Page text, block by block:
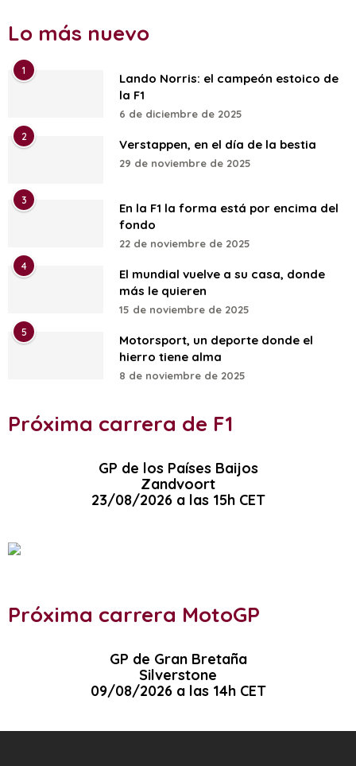
Lo más nuevo
1
Lando Norris: el campeón estoico de
la F1
6 de diciembre de 2025
2
Verstappen, en el día de la bestia
29 de noviembre de 2025
3
En la F1 la forma está por encima del
fondo
22 de noviembre de 2025
4
El mundial vuelve a su casa, donde
más le quieren
15 de noviembre de 2025
5
Motorsport, un deporte donde el
hierro tiene alma
8 de noviembre de 2025
Próxima carrera de F1
GP de los Países Baijos
Zandvoort
23/08/2026 a las 15h CET
Próxima carrera MotoGP
GP de Gran Bretaña
Silverstone
09/08/2026 a las 14h CET